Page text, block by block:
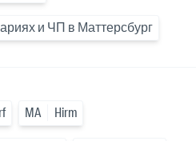
и ЧП в Маттерсбург
MA Hirm